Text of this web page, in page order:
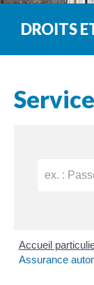
DROITS
Accueil
Assurance